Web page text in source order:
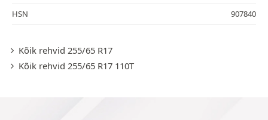
HSN
907840
Kõik rehvid 255/65 R17
Kõik rehvid 255/65 R17 110T